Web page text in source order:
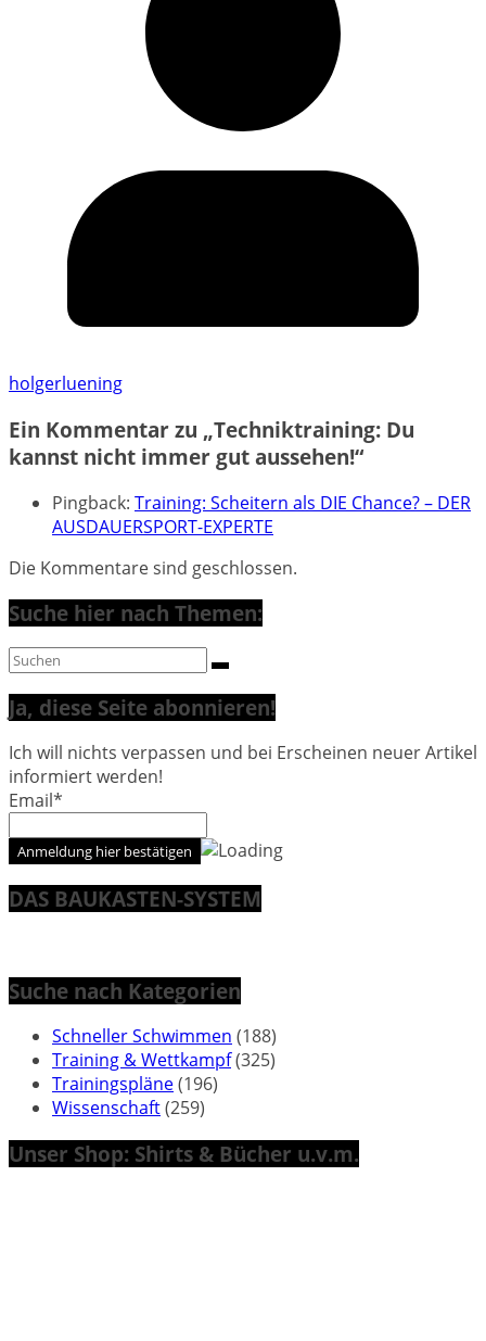
holgerluening
Ein Kommentar zu „Techniktraining: Du
kannst nicht immer gut aussehen!“
Pingback: Training: Scheitern als DIE Chance? – DER
AUSDAUERSPORT-EXPERTE
Die Kommentare sind geschlossen.
Suche hier nach Themen:
Ja, diese Seite abonnieren!
Ich will nichts verpassen und bei Erscheinen neuer Artikel
informiert werden!
Email*
DAS BAUKASTEN-SYSTEM
Suche nach Kategorien
Schneller Schwimmen (188)
Training & Wettkampf(325)
Trainingspläne(196)
Wissenschaft(259)
Unser Shop: Shirts & Bücher u.v.m.